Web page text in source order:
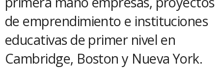
de emprendimiento e instituciones
educativas de primer nivel en
Cambridge, Boston y Nueva York.